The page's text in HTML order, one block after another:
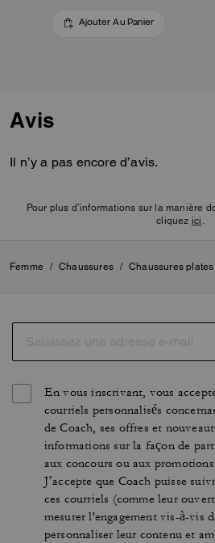
Ajouter Au Panier
Avis
Il n’y a pas encore d’avis.
Pour plus d’informations sur la manière
cliquez ici .
Femme / Chaussures / Chaussures plates
En vous inscrivant, vous
courriels personnalisés
de Coach, ses offres et
informations sur la façon de
aux concours ou aux
J’accepte que Coach puisse
ces courriels (comme leur
mesurer l'engagement vis-à-vis
personnaliser leur contenu et